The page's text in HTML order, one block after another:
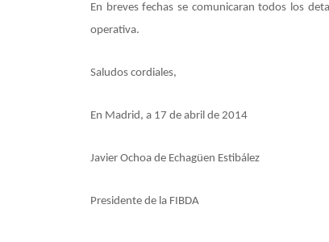
En breves fechas se comunicaran todos los
operativa.
Saludos cordiales,
En Madrid, a 17 de abril de 2014
Javier Ochoa de Echagüen Estibález
Presidente de la FIBDA